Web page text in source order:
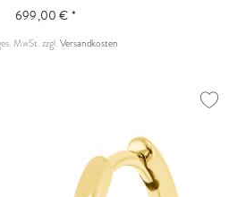
699,00 € *
MwSt.zzgl.Versandkosten